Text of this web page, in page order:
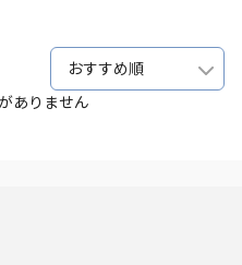
おすすめ順
ありません